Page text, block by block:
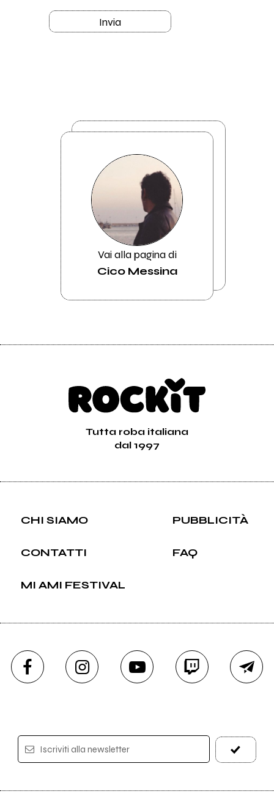
Invia
Vai alla pagina di
Cico Messina
Tutta roba italiana
dal 1997
CHI SIAMO PUBBLICITÀ
CONTATTI FAQ
MI AMI FESTIVAL
Iscriviti alla newsletter